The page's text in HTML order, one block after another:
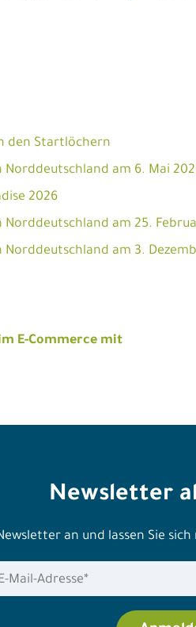
den Startlöchern
am 6. Mai
2026
am 25.
am 3.
E-Commerce mit
Newsletter
an und lassen Sie